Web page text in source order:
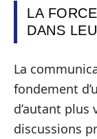
LA
DANS
La
fondement
d’autant plus
discussions